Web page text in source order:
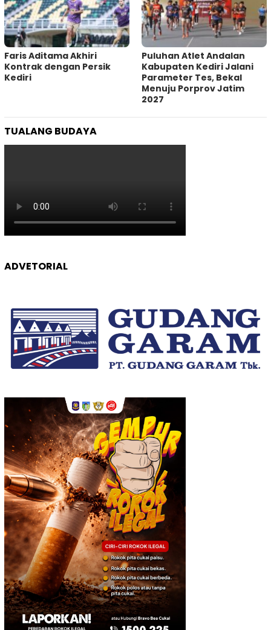
Faris Aditama Akhiri
Kontrak dengan Persik
Kediri
Puluhan Atlet Andalan
Kabupaten Kediri Jalani
Parameter Tes, Bekal
Menuju Porprov Jatim
2027
TUALANG BUDAYA
ADVETORIAL